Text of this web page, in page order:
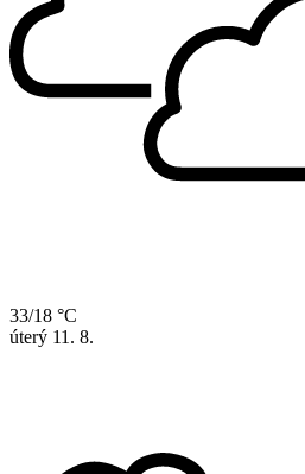
33/18 °C
úterý 11. 8.